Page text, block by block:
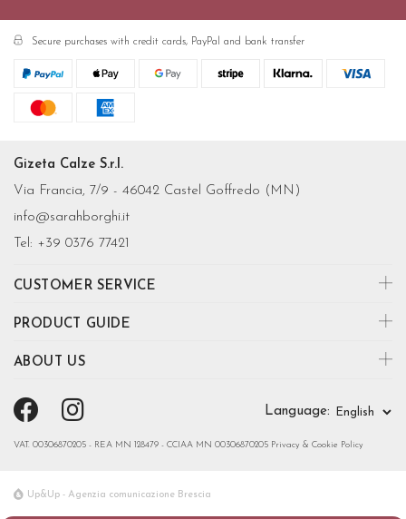
Secure purchases with credit cards, PayPal and bank transfer
Gizeta Calze S.r.l.
Via Francia, 7/9 - 46042 Castel Goffredo (MN)
info@sarahborghi.it
Tel: +39 0376 77421
CUSTOMER SERVICE
PRODUCT GUIDE
ABOUT US
VAT. 00306870205 - REA MN 128479 - CCIAA MN 00306870205 Privacy & Cookie Policy
Language:
Up&Up - Agenzia comunicazione Brescia